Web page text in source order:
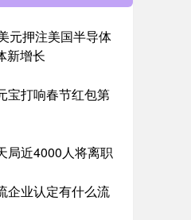
元押注美国半导体
新增长
宝打响春节红包第
局近4000人将离职
企业认定有什么流